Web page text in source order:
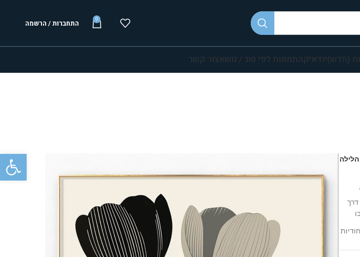
0 התחברות / הרשמה
(חדש)יודאיקהתמונות לפי סוג / נושאצור קשר